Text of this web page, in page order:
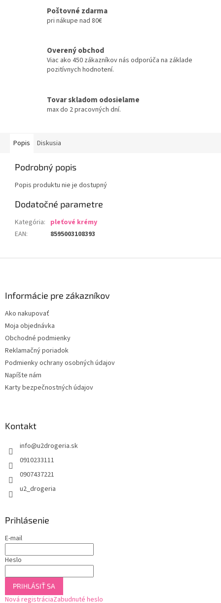
Poštovné zdarma
pri nákupe nad 80€
Overený obchod
Viac ako 450 zákazníkov nás odporúča na základe
pozitívnych hodnotení.
Tovar skladom odosielame
max do 2 pracovných dní.
Popis Diskusia
Podrobný popis
Popis produktu nie je dostupný
Dodatočné parametre
Kategória: pleťové krémy
EAN: 8595003108393
Informácie pre zákazníkov
Ako nakupovať
Moja objednávka
Obchodné podmienky
Reklamačný poriadok
Podmienky ochrany osobných údajov
Napíšte nám
Karty bezpečnostných údajov
Kontakt
info@u2drogeria.sk
0910233111
0907437221
u2_drogeria
Prihlásenie
E-mail
Heslo
PRIHLÁSIŤ SA
Nová registráciaZabudnuté heslo